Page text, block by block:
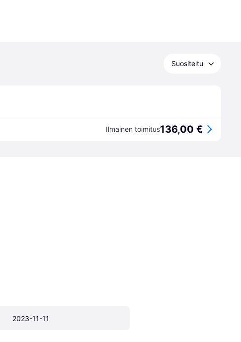
Suositeltu
Ilmainen toimitus136,00 €
2023-11-11